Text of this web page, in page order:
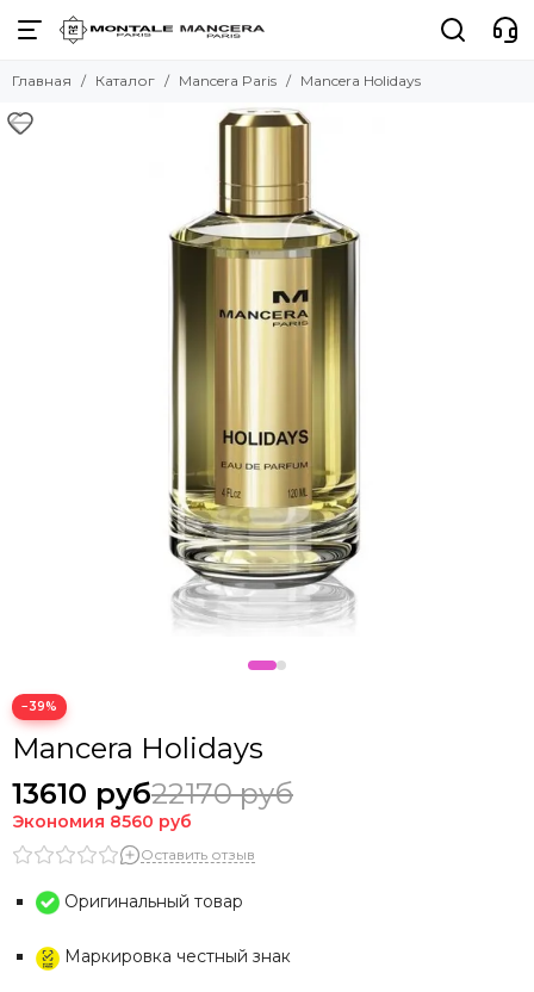
Главная Каталог Mancera Paris Mancera Holidays
−39%
Mancera Holidays
13610 руб22170 руб
Экономия 8560 руб
Оставить отзыв
Оригинальный товар
Маркировка честный знак